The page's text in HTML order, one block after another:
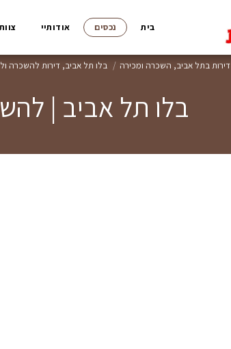
בית נכסים אודותיי
דירות בתל אביב, השכרה ומכירה בלו תל אביב, דירות להשכרה
בלו תל אביב |